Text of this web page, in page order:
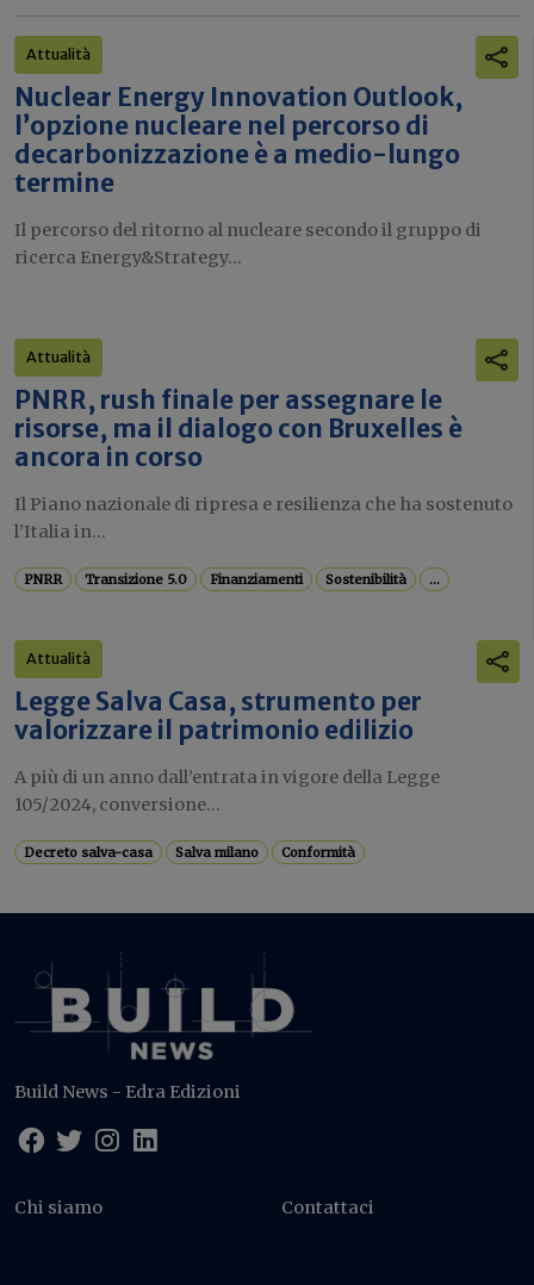
Attualità
Nuclear Energy Innovation Outlook,
l’opzione nucleare nel percorso di
decarbonizzazione è a medio-lungo
termine
Il percorso del ritorno al nucleare secondo il gruppo di
ricerca Energy&Strategy...
Attualità
PNRR, rush finale per assegnare le
risorse, ma il dialogo con Bruxelles è
ancora in corso
Il Piano nazionale di ripresa e resilienza che ha sostenuto
l’Italia in...
PNRR Transizione 5.0 Finanziamenti Sostenibilità ...
Attualità
Legge Salva Casa, strumento per
valorizzare il patrimonio edilizio
A più di un anno dall’entrata in vigore della Legge
105/2024, conversione...
Decreto salva-casa Salva milano Conformità
Build News - Edra Edizioni
Chi siamo Contattaci